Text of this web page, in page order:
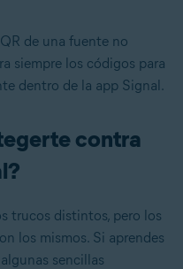
de una fuente no
siempre los códigos para
dentro de la app Signal.
contra
trucos distintos, pero los
los mismos. Si aprendes
sencillas